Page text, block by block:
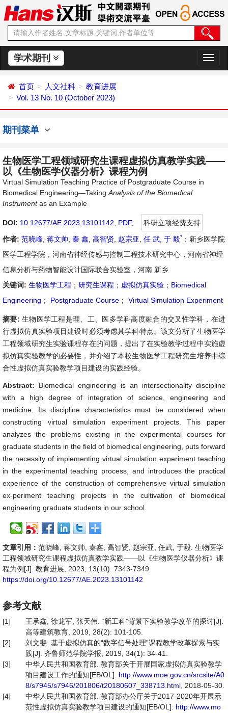
学术期刊
切
换
首页 人文社科
教育进展
Vol. 13 No. 10 (October 2023)
期刊菜单
生物医学工程领域研究生课程虚拟仿真教学实践——
以《生物医学仪器分析》课程为例
Virtual Simulation Teaching Practice of Postgraduate Course in
Biomedical Engineering—Taking Analysis of the Biomedical
Instrumentas an Example
DOI: 10.12677/AE.2023.13101142 PDF,
科研立项经费支持
作者: 范晓峰 蒋文帅 秦 鑫 高智贤 赵宗亚 任 武 于 毅* ：新乡医学院
医学工程学院，河南省神经传感与控制工程技术研究中心，河南省神经
信息分析与药物智能设计国际联合实验室，河南 新乡
关键词: 生物医学工程 ； 研究生课程 ； 虚拟仿真实验 ； Biomedical
Engineering ； Postgraduate Course ； Virtual Simulation Experiment
摘要: 生物医学工程是理、工、医多学科高度融合的交叉性学科，在进
行虚拟仿真实验项目建设时必须考虑其学科特点。该文分析了生物医学
工程领域研究生实验课程存在的问题，提出了在实验教学过程中实施虚
拟仿真实验教学的必要性，并介绍了本校生物医学工程研究生培养中综
合性虚拟仿真实验教学项目建设的实践经验。
Abstract: Biomedical engineering is an intersectionality discipline
with a high degree of integration of science, engineering and
medicine. Its discipline characteristics must be considered when
constructing virtual simulation experiment projects. This paper
analyzes the problems existing in the experimental courses for
graduate students in the field of biomedical engineering, puts forward
the necessity of implementing virtual simulation experiment teaching
in the experimental teaching process, and introduces the practical
experience of the construction of comprehensive virtual simulation
ex-periment teaching projects in the cultivation of biomedical
engineering graduate students in our school.
文章引用： 范晓峰, 蒋文帅, 秦鑫, 高智贤, 赵宗亚, 任武, 于毅. 生物医学
工程领域研究生课程虚拟仿真教学实践——以《生物医学仪器分析》课
程为例[J]. 教育进展, 2023, 13(10): 7343-7349.
https://doi.org/10.12677/AE.2023.13101142
参考文献
[1]
王承鑫, 徐龙军, 张天伟. “新工科”背景下实验教学改革的探讨[J].
高等建筑教育, 2019, 28(2): 101-105.
[2]
刘文斐. 基于虚拟仿真的“数字信号处理”课程教学改革探索与实
践[J]. 齐鲁师范学院学报, 2019, 34(1): 34-41.
[3]
中华人民共和国教育部. 教育部关于开展国家虚拟仿真实验教学
项目建设工作的通知[EB/OL]. http://www.moe.gov.cn/srcsite/A0
8/s7945/s7946/201806/t20180607_338713.html , 2018-05-30.
[4]
中华人民共和国教育部. 教育部办公厅关于2017-2020年开展示
范性虚拟仿真实验教学项目建设的通知[EB/OL]. http://www.mo